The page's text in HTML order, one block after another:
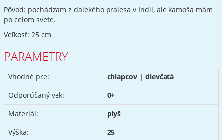
Pôvod: pochádzam z ďalekého pralesa v Indii, ale kamoša mám
po celom svete.
Veľkosť: 25 cm
PARAMETRY
Vhodné pre:
chlapcov | dievčatá
Odporúčaný vek:
0+
Materiál:
plyš
Výška:
25